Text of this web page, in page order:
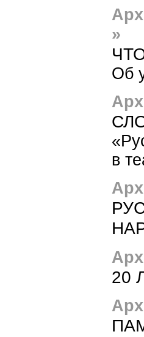
»
Об
в
20